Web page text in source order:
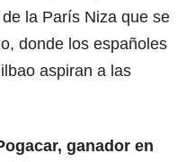
la París Niza que se
donde los españoles
aspiran a las
ganador en